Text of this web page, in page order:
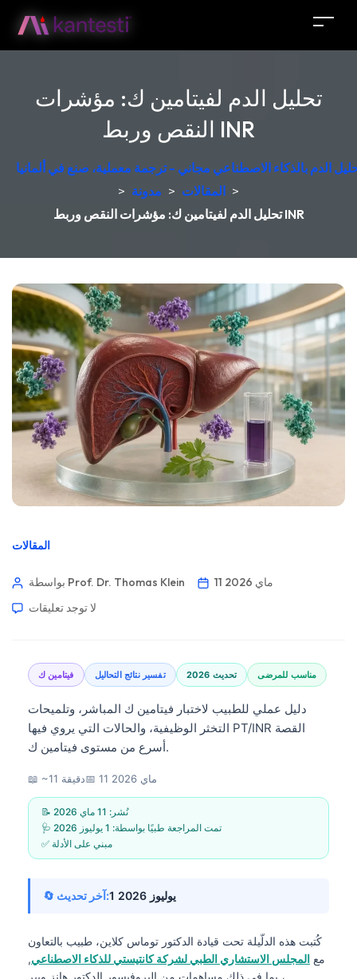
تحليل الدم لفيتامين ك: مؤشرات
النقص وربط INR
الدم بالذكاء الاصطناعي مجاني - ترجمة معملية، صنع في ألمانيا
> مدونة > المقالات >
تحليل الدم لفيتامين ك: مؤشرات النقص وربط INR
المقالات
بواسطة Prof. Dr. Thomas Klein
11 ماي 2026
لا توجد تعليقات
فيتامين ك تفسير نتائج التحاليل تحديث 2026 مناسب للمرضى
دليل عملي للطبيب لاختبار فيتامين ك المباشر، وتلميحات
التخثر الوظيفية، والحالات التي يروي فيها PT/INR القصة
أسرع من مستوى فيتامين ك.
📖 ~11 دقيقة📅 11 ماي 2026
📝 نُشر: 11 ماي 2026
🩺 تمت المراجعة طبيًا بواسطة: 1 يوليوز 2026
✅ مبني على الأدلة
🔄 آخر تحديث: 1 يوليوز 2026
كُتبت هذه الدلّيلة تحت قيادة الدكتور توماس كلاين، طبيب بالتعاون
مع المجلس الاستشاري الطبي لشركة كانتيستي للذكاء الاصطناعي,
، بما في ذلك مساهمات من البروفيسور الدكتور هانز ويبر